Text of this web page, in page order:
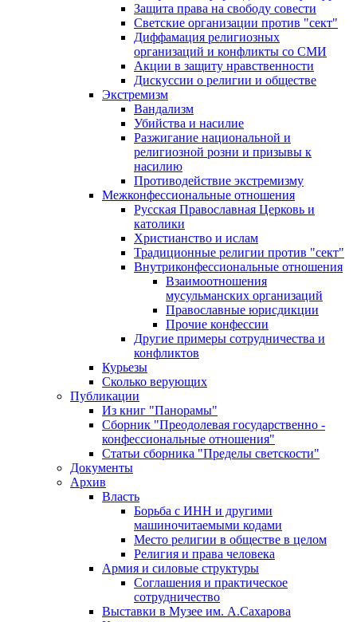
Защита права на свободу совести
Светские организации против "сект"
Диффамация религиозных
организаций и конфликты со СМИ
Акции в защиту нравственности
Дискуссии о религии и обществе
Экстремизм
Вандализм
Убийства и насилие
Разжигание национальной и
религиозной розни и призывы к
насилию
Противодействие экстремизму
Межконфессиональные отношения
Русская Православная Церковь и
католики
Христианство и ислам
Традиционные религии против "сект"
Внутриконфессиональные отношения
Взаимоотношения
мусульманских организаций
Православные юрисдикции
Прочие конфессии
Другие примеры сотрудничества и
конфликтов
Курьезы
Сколько верующих
Публикации
Из книг "Панорамы"
Сборник "Преодолевая государственно -
конфессиональные отношения"
Статьи сборника "Пределы светскости"
Документы
Архив
Власть
Борьба с ИНН и другими
машиночитаемыми кодами
Место религии в обществе в целом
Религия и права человека
Армия и силовые структуры
Соглашения и практическое
сотрудничество
Выставки в Музее им. А.Сахарова